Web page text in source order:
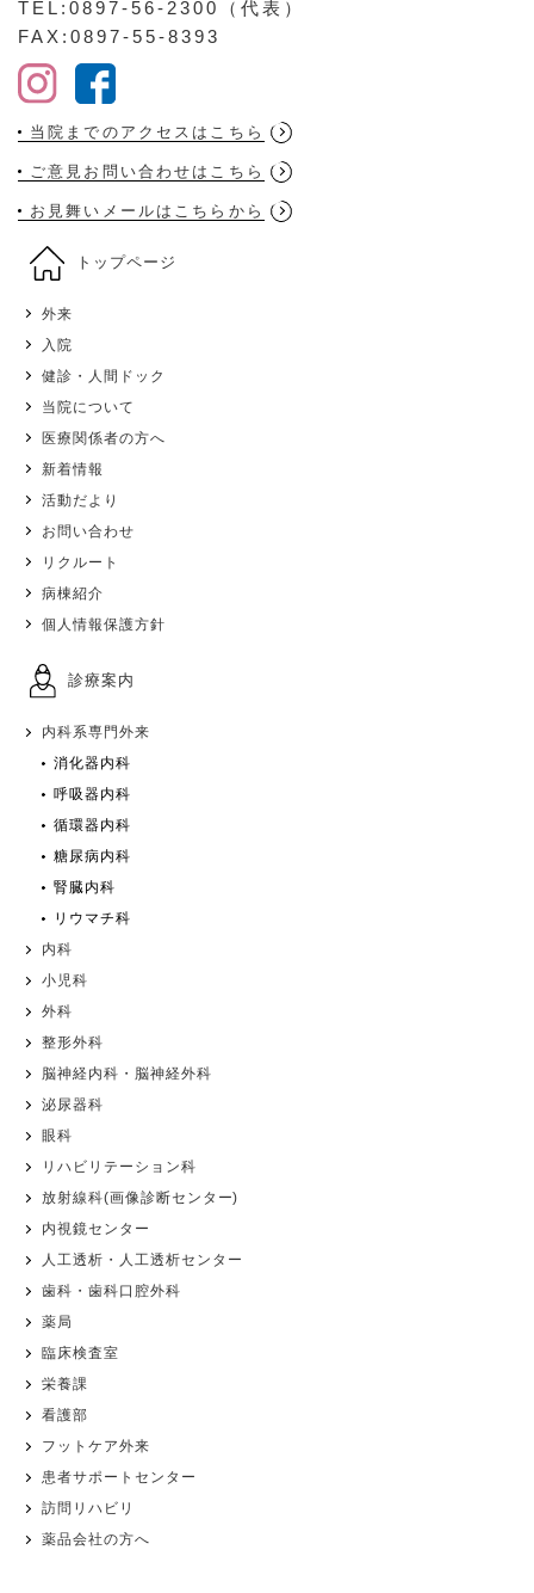
TEL:0897-56-2300（代表）
FAX:0897-55-8393
当院までのアクセスはこちら
ご意見お問い合わせはこちら
お見舞いメールはこちらから
トップページ
外来
入院
健診・人間ドック
当院について
医療関係者の方へ
新着情報
活動だより
お問い合わせ
リクルート
病棟紹介
個人情報保護方針
診療案内
内科系専門外来
消化器内科
呼吸器内科
循環器内科
糖尿病内科
腎臓内科
リウマチ科
内科
小児科
外科
整形外科
脳神経内科・脳神経外科
泌尿器科
眼科
リハビリテーション科
放射線科(画像診断センター)
内視鏡センター
人工透析・人工透析センター
歯科・歯科口腔外科
薬局
臨床検査室
栄養課
看護部
フットケア外来
患者サポートセンター
訪問リハビリ
薬品会社の方へ